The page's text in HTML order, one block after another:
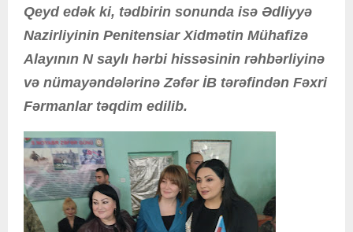
Qeyd edək ki, tədbirin sonunda isə Ədliyyə
Nazirliyinin Penitensiar Xidmətin Mühafizə
Alayının N saylı hərbi hissəsinin rəhbərliyinə
və nümayəndələrinə Zəfər İB tərəfindən Fəxri
Fərmanlar təqdim edilib.